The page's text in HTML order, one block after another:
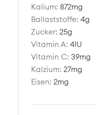
Kalium:872mg
Ballaststoffe:4g
Zucker:25g
Vitamin A:4IU
Vitamin C:39mg
Kalzium:27mg
Eisen:2mg